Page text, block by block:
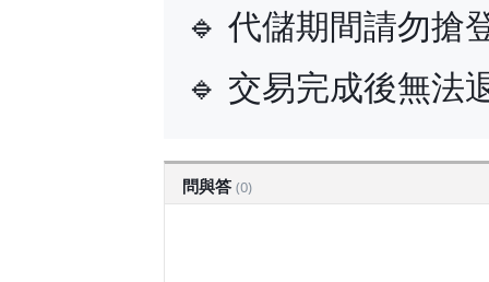
🔹 代儲期間請勿搶
🔹 交易完成後無法
問與答 (0)